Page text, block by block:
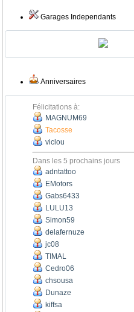
Garages Independants
Anniversaires
Félicitations à:
MAGNUM69
Tacosse
viclou
Dans les 5 prochains jours
adntattoo
EMotors
Gabs6433
LULU13
Simon59
delafernuze
jc08
TIMAL
Cedro06
chsousa
Dunaze
kiffsa